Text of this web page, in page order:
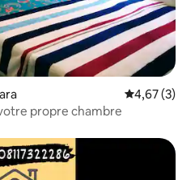
Note
4,67 (3)
propre chambre